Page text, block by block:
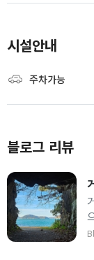
시설안내
주차가능
블로그 리뷰